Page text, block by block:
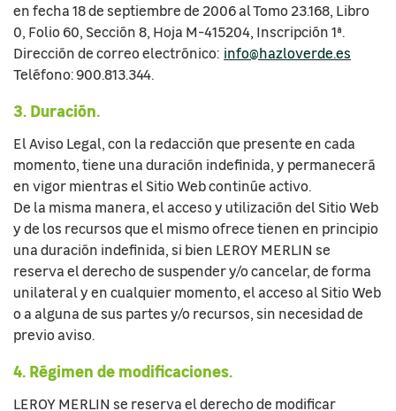
en fecha 18 de septiembre de 2006 al Tomo 23.168, Libro
0, Folio 60, Sección 8, Hoja M-415204, Inscripción 1ª.
Dirección de correo electrónico: info@hazloverde.es
Teléfono: 900.813.344.
3. Duración.
El Aviso Legal, con la redacción que presente en cada
momento, tiene una duración indefinida, y permanecerá
en vigor mientras el Sitio Web continúe activo.
De la misma manera, el acceso y utilización del Sitio Web
y de los recursos que el mismo ofrece tienen en principio
una duración indefinida, si bien LEROY MERLIN se
reserva el derecho de suspender y/o cancelar, de forma
unilateral y en cualquier momento, el acceso al Sitio Web
o a alguna de sus partes y/o recursos, sin necesidad de
previo aviso.
4. Régimen de modificaciones.
LEROY MERLIN se reserva el derecho de modificar